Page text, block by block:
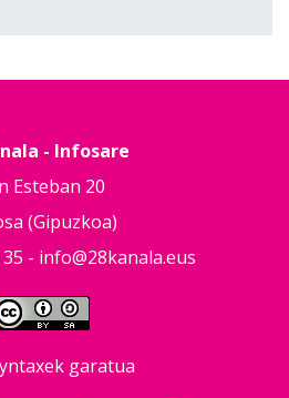
- Infosare
Esteban 20
(Gipuzkoa)
- info@28kanala.eus
garatua